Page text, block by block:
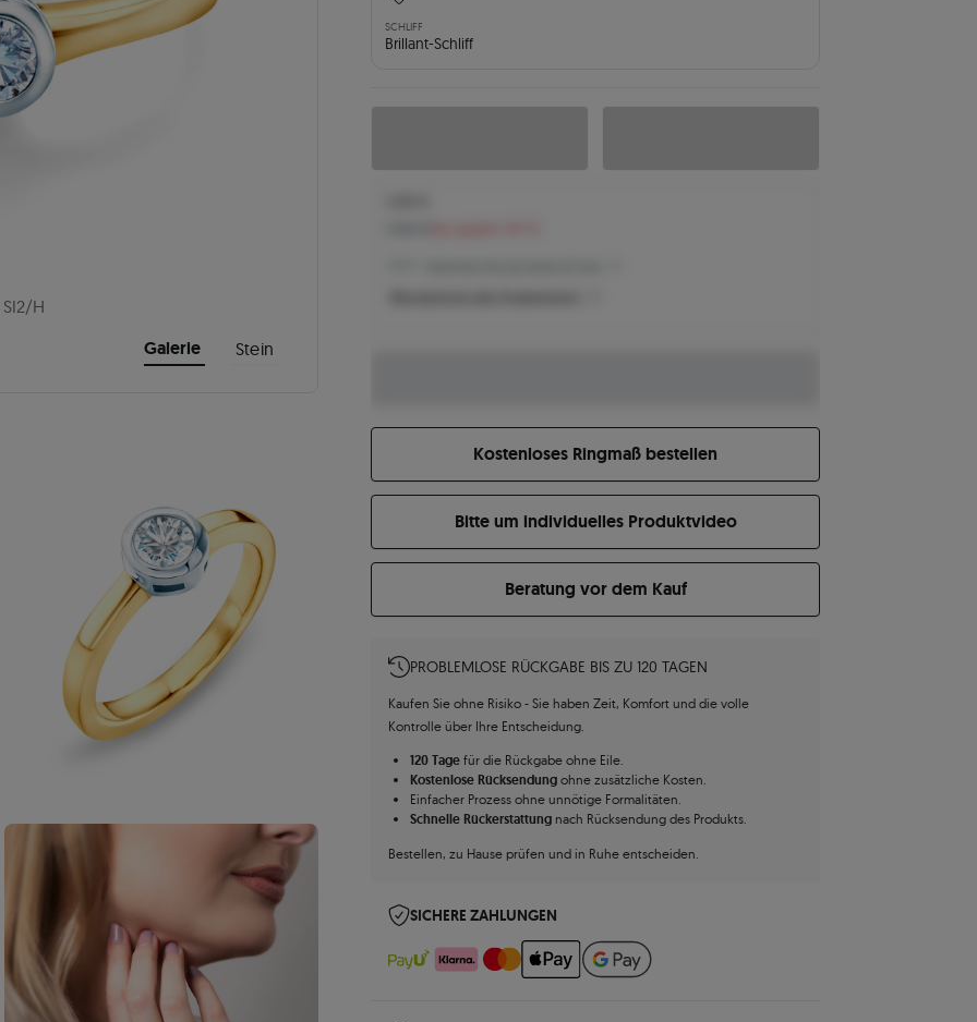
Galerie Stein
SI2/H
SCHLIFF
Brillant-Schliff
Kostenloses Ringmaß bestellen
Bitte um individuelles Produktvideo
Beratung vor dem Kauf
PROBLEMLOSE RÜCKGABE BIS ZU 120 TAGEN
Kaufen Sie ohne Risiko - Sie haben Zeit, Komfort und die volle
Kontrolle über Ihre Entscheidung.
120 Tage für die Rückgabe ohne Eile.
Kostenlose Rücksendung ohne zusätzliche Kosten.
Einfacher Prozess ohne unnötige Formalitäten.
Schnelle Rückerstattung nach Rücksendung des Produkts.
Bestellen, zu Hause prüfen und in Ruhe entscheiden.
SICHERE ZAHLUNGEN